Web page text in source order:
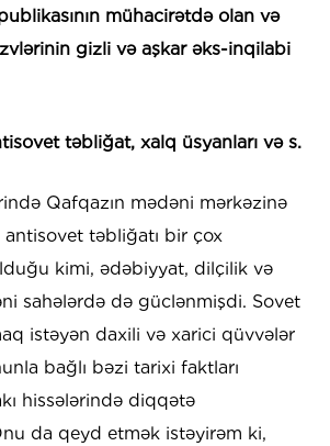
mühacirətdə olan və
gizli və aşkar əks-inqilabi
təbliğat, xalq üsyanları və s.
Qafqazın mədəni mərkəzinə
antisovet təbliğatı bir çox
kimi, ədəbiyyat, dilçilik və
sahələrdə də güclənmişdi. Sovet
istəyən daxili və xarici qüvvələr
bağlı bəzi tarixi faktları
hissələrində diqqətə
da qeyd etmək istəyirəm ki,